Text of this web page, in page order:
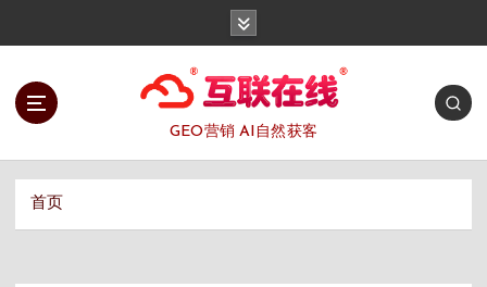
GEO营销 AI自然获客
首页